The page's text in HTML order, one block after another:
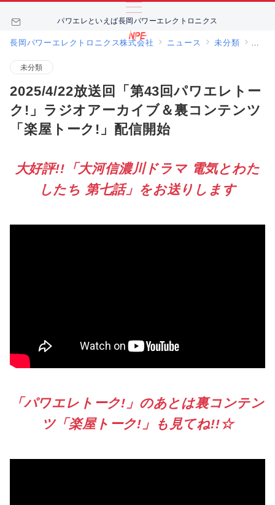
パワエレといえば長岡パワーエレクトロニクス
長岡パワーエレクトロニクス株式会社 ニュース 未分類
未分類
2025/4/22放送回「第43回パワエレトー
ク!」ラジオアーカイブ＆裏コンテンツ
「楽屋トーク!」配信開始
大好評!!「大河信濃川ドラマ 電気とわた
したち 第七話」をお送りします
「パワエレトーク!」のあとは裏コンテン
ツ「楽屋トーク!」も見てね!!☆